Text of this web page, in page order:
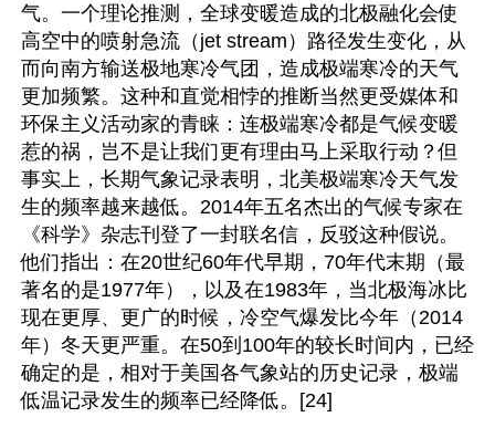
气。一个理论推测，全球变暖造成的北极融化会使
高空中的喷射急流（jet stream）路径发生变化，从
而向南方输送极地寒冷气团，造成极端寒冷的天气
更加频繁。这种和直觉相悖的推断当然更受媒体和
环保主义活动家的青睐：连极端寒冷都是气候变暖
惹的祸，岂不是让我们更有理由马上采取行动？但
事实上，长期气象记录表明，北美极端寒冷天气发
生的频率越来越低。2014年五名杰出的气候专家在
《科学》杂志刊登了一封联名信，反驳这种假说。
他们指出：在20世纪60年代早期，70年代末期（最
著名的是1977年），以及在1983年，当北极海冰比
现在更厚、更广的时候，冷空气爆发比今年（2014
年）冬天更严重。在50到100年的较长时间内，已经
确定的是，相对于美国各气象站的历史记录，极端
低温记录发生的频率已经降低。[24]